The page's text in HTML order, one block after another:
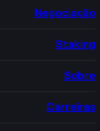
Negociação
Staking
Sobre
Carreiras